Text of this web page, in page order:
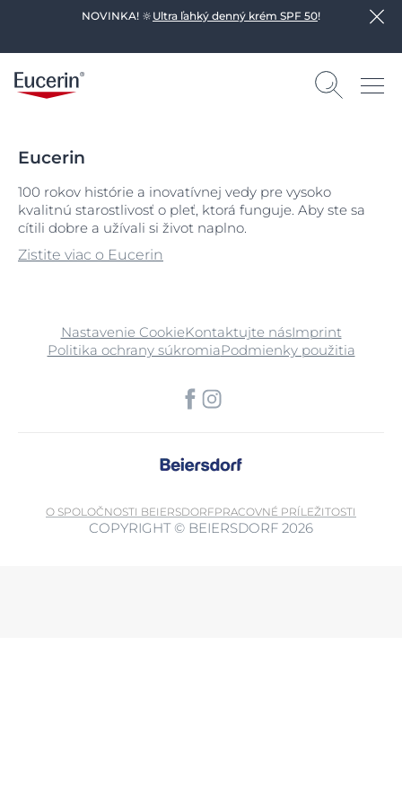
NOVINKA! 🔆 Ultra ľahký denný krém SPF 50!
Eucerin
100 rokov histórie a inovatívnej vedy pre vysoko
kvalitnú starostlivosť o pleť, ktorá funguje. Aby ste sa
cítili dobre a užívali si život naplno.
Zistite viac o Eucerin
Nastavenie CookieKontaktujte násImprint
Politika ochrany súkromiaPodmienky použitia
O SPOLOČNOSTI BEIERSDORFPRACOVNÉ PRÍLEŽITOSTI
COPYRIGHT © BEIERSDORF 2026